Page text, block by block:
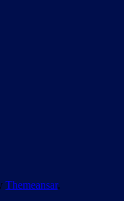
Themeansar.